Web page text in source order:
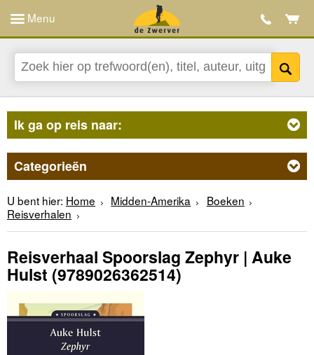
Menu
Ik ga op reis naar:
Categorieën
U bent hier: Home Midden-Amerika
Boeken
Reisverhalen
Reisverhaal Spoorslag Zephyr | Auke
Hulst (9789026362514)